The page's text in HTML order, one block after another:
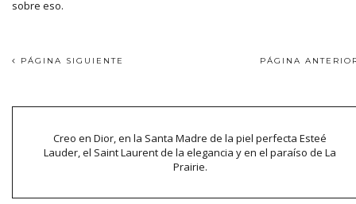
sobre eso.
PÁGINA SIGUIENTE PÁGINA
Creo en Dior, en la Santa Madre de la piel perfecta Esteé
Lauder, el Saint Laurent de la elegancia y en el paraíso de La
Prairie.